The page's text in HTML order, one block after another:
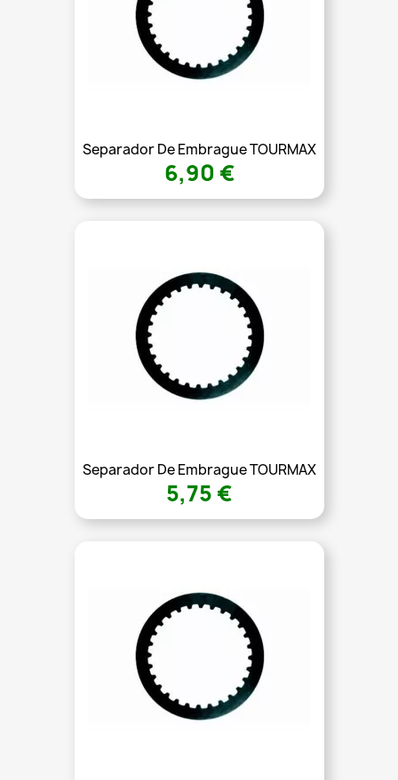
Separador De Embrague TOURMAX
6,90 €
Separador De Embrague TOURMAX
5,75 €